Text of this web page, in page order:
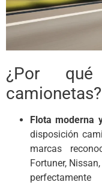
¿Por qué
camionetas?
Flota moderna
disposición
marcas
Fortuner,